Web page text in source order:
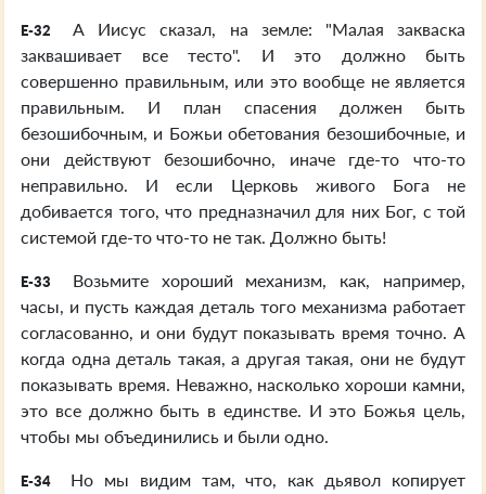
E-32
А Иисус сказал, на земле: "Малая закваска
заквашивает все тесто". И это должно быть
совершенно правильным, или это вообще не является
правильным. И план спасения должен быть
безошибочным, и Божьи обетования безошибочные, и
они действуют безошибочно, иначе где-то что-то
неправильно. И если Церковь живого Бога не
добивается того, что предназначил для них Бог, с той
системой где-то что-то не так. Должно быть!
E-33
Возьмите хороший механизм, как, например,
часы, и пусть каждая деталь того механизма работает
согласованно, и они будут показывать время точно. А
когда одна деталь такая, а другая такая, они не будут
показывать время. Неважно, насколько хороши камни,
это все должно быть в единстве. И это Божья цель,
чтобы мы объединились и были одно.
E-34
Но мы видим там, что, как дьявол копирует